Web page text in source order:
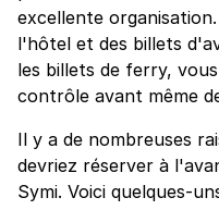
excellente
l'hôtel et des billets
les billets de ferry,
contrôle avant même
Il y a de nombreuses
devriez réserver à
Symi. Voici quelques-